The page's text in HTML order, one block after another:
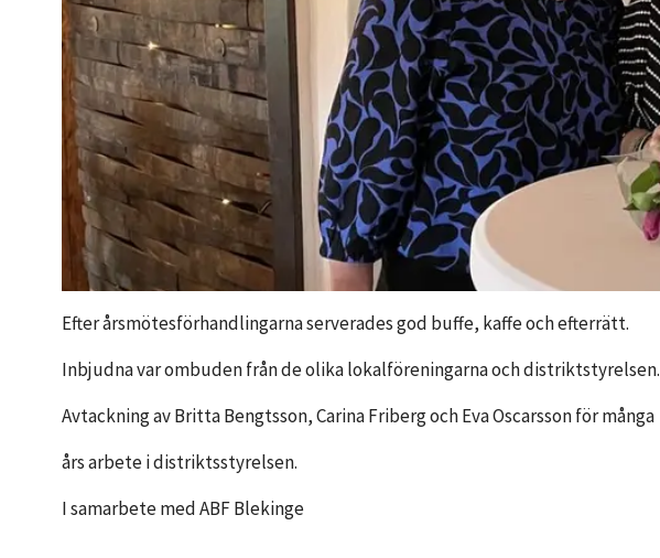
Efter årsmötesförhandlingarna serverades god buffe, kaffe och efterrätt.
Inbjudna var ombuden från de olika lokalföreningarna och distriktstyrelsen.
Avtackning av Britta Bengtsson, Carina Friberg och Eva Oscarsson för många
års arbete i distriktsstyrelsen.
I samarbete med ABF Blekinge